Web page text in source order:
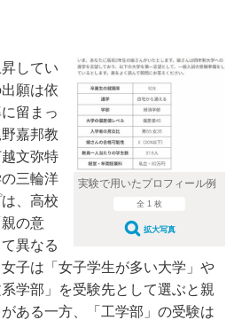
実験で用いたプロフィール例
全 1 枚
拡大写真
してい
願は依
留まっ
嘉邦教
文弥特
三輪洋
、高校
の意
異なる
子は「女子学生が多い大学」や
学部」を受験先として選ぶと親
ある一方、「工学部」の受験は